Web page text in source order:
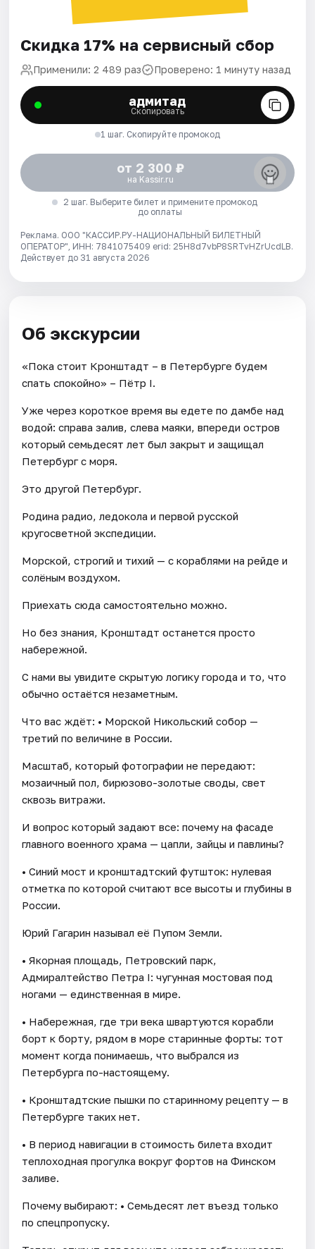
Скидка 17% на сервисный сбор
Применили: 2 489 раз Проверено: 1 минуту назад
адмитад
Скопировать
1 шаг. Скопируйте промокод
от 2 300 ₽
на Kassir.ru
2 шаг. Выберите билет и примените промокод
до оплаты
Реклама. ООО "КАССИР.РУ-НАЦИОНАЛЬНЫЙ БИЛЕТНЫЙ
ОПЕРАТОР", ИНН: 7841075409 erid: 25H8d7vbP8SRTvHZrUcdLB.
Действует до 31 августа 2026
Об экскурсии
«Пока стоит Кронштадт – в Петербурге будем
спать спокойно» – Пётр I.
Уже через короткое время вы едете по дамбе над
водой: справа залив, слева маяки, впереди остров
который семьдесят лет был закрыт и защищал
Петербург с моря.
Это другой Петербург.
Родина радио, ледокола и первой русской
кругосветной экспедиции.
Морской, строгий и тихий — с кораблями на рейде и
солёным воздухом.
Приехать сюда самостоятельно можно.
Но без знания, Кронштадт останется просто
набережной.
С нами вы увидите скрытую логику города и то, что
обычно остаётся незаметным.
Что вас ждёт: • Морской Никольский собор —
третий по величине в России.
Масштаб, который фотографии не передают:
мозаичный пол, бирюзово-золотые своды, свет
сквозь витражи.
И вопрос который задают все: почему на фасаде
главного военного храма — цапли, зайцы и павлины?
• Синий мост и кронштадтский футшток: нулевая
отметка по которой считают все высоты и глубины в
России.
Юрий Гагарин называл её Пупом Земли.
• Якорная площадь, Петровский парк,
Адмиралтейство Петра I: чугунная мостовая под
ногами — единственная в мире.
• Набережная, где три века швартуются корабли
борт к борту, рядом в море старинные форты: тот
момент когда понимаешь, что выбрался из
Петербурга по-настоящему.
• Кронштадтские пышки по старинному рецепту — в
Петербурге таких нет.
• В период навигации в стоимость билета входит
теплоходная прогулка вокруг фортов на Финском
заливе.
Почему выбирают: • Семьдесят лет въезд только
по спецпропуску.